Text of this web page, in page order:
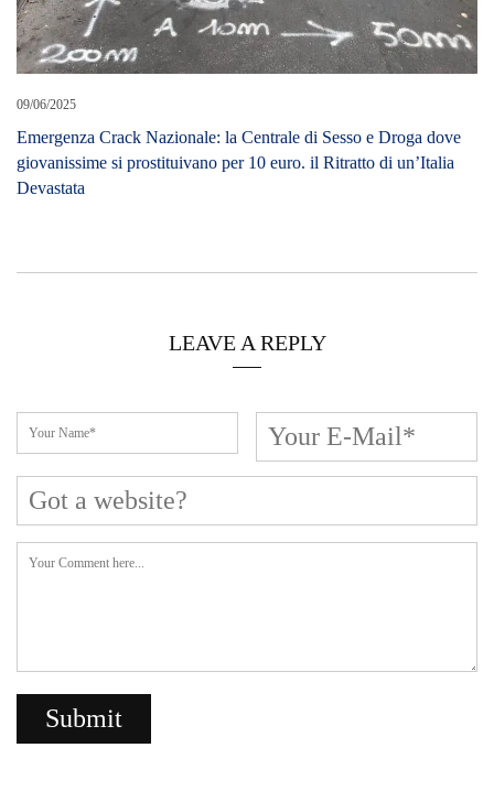
09/06/2025
Emergenza Crack Nazionale: la Centrale di Sesso e Droga dove
giovanissime si prostituivano per 10 euro. il Ritratto di un’Italia
Devastata
LEAVE A REPLY